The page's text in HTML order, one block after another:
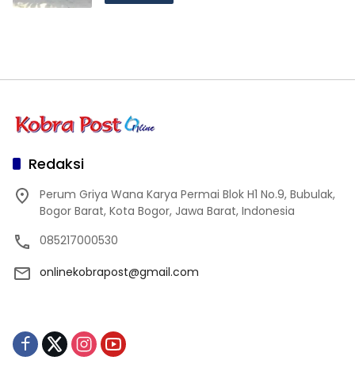
Redaksi
Perum Griya Wana Karya Permai Blok H1 No.9, Bubulak,
Bogor Barat, Kota Bogor, Jawa Barat, Indonesia
085217000530
onlinekobrapost@gmail.com